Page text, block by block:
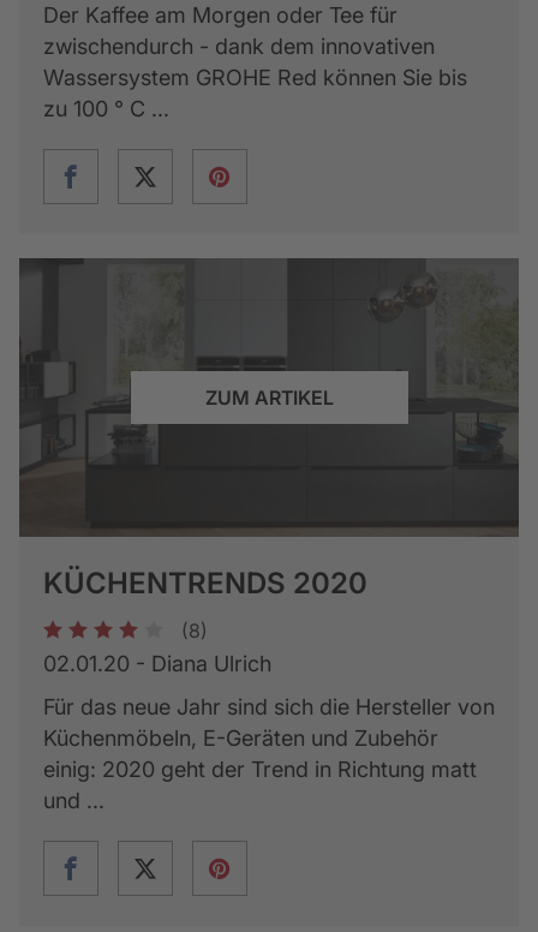
Der Kaffee am Morgen oder Tee für
zwischendurch - dank dem innovativen
Wassersystem GROHE Red können Sie bis
zu 100 ° C ...
ZUM ARTIKEL
KÜCHENTRENDS 2020
1 2 3 4 (8)
02.01.20 - Diana Ulrich
Für das neue Jahr sind sich die Hersteller von
Küchenmöbeln, E-Geräten und Zubehör
einig: 2020 geht der Trend in Richtung matt
und ...